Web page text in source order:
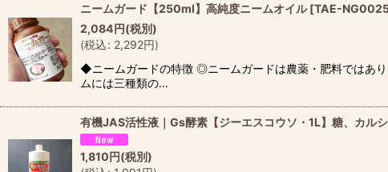
ニームガード【250ml】高純度ニームオイル [TAE-
2,084円(税別)
(税込: 2,292円)
◆ニームガードの特徴 ◎ニームガードは農薬・肥料ではあ
ムには三種類の…
有機JAS活性液｜Gs酵素【ジーエスコウソ・1L】糖、カル
1,810円(税別)